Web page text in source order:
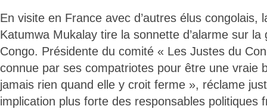
En visite en France avec d’autres élus congolais,
Katumwa Mukalay tire la sonnette d’alarme sur la
Congo. Présidente du comité « Les Justes du
connue par ses compatriotes pour être une vraie
jamais rien quand elle y croit ferme », réclame
implication plus forte des responsables politiques